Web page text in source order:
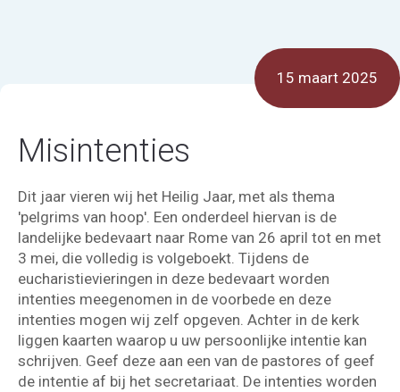
15 maart 2025
Misintenties
Dit jaar vieren wij het Heilig Jaar, met als thema
'pelgrims van hoop'. Een onderdeel hiervan is de
landelijke bedevaart naar Rome van 26 april tot en met
3 mei, die volledig is volgeboekt. Tijdens de
eucharistievieringen in deze bedevaart worden
intenties meegenomen in de voorbede en deze
intenties mogen wij zelf opgeven. Achter in de kerk
liggen kaarten waarop u uw persoonlijke intentie kan
schrijven. Geef deze aan een van de pastores of geef
de intentie af bij het secretariaat. De intenties worden